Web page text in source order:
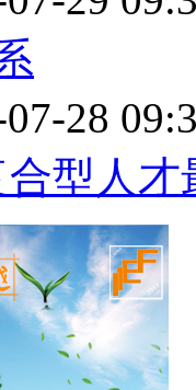
28
合型人才